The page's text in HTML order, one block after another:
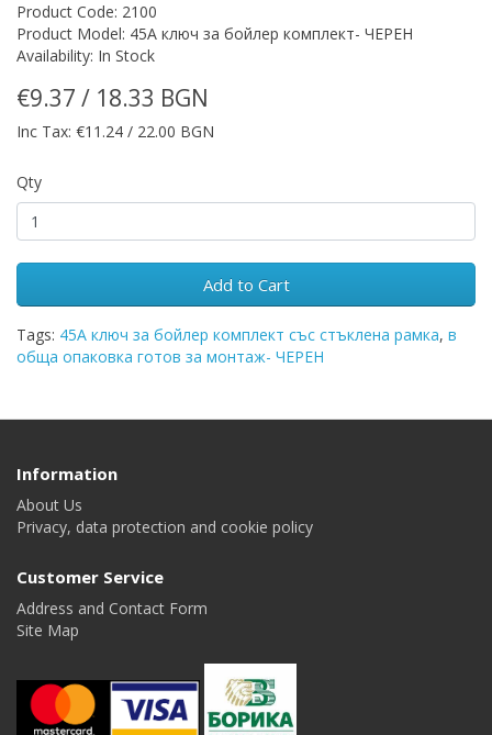
Product Code: 2100
Product Model: 45А ключ за бойлер комплект- ЧЕРЕН
Availability: In Stock
€9.37 / 18.33 BGN
Inc Tax: €11.24 / 22.00 BGN
Qty
Add to Cart
Tags: 45А ключ за бойлер комплект със стъклена рамка, в
обща опаковка готов за монтаж- ЧЕРЕН
Information
About Us
Privacy, data protection and cookie policy
Customer Service
Address and Contact Form
Site Map